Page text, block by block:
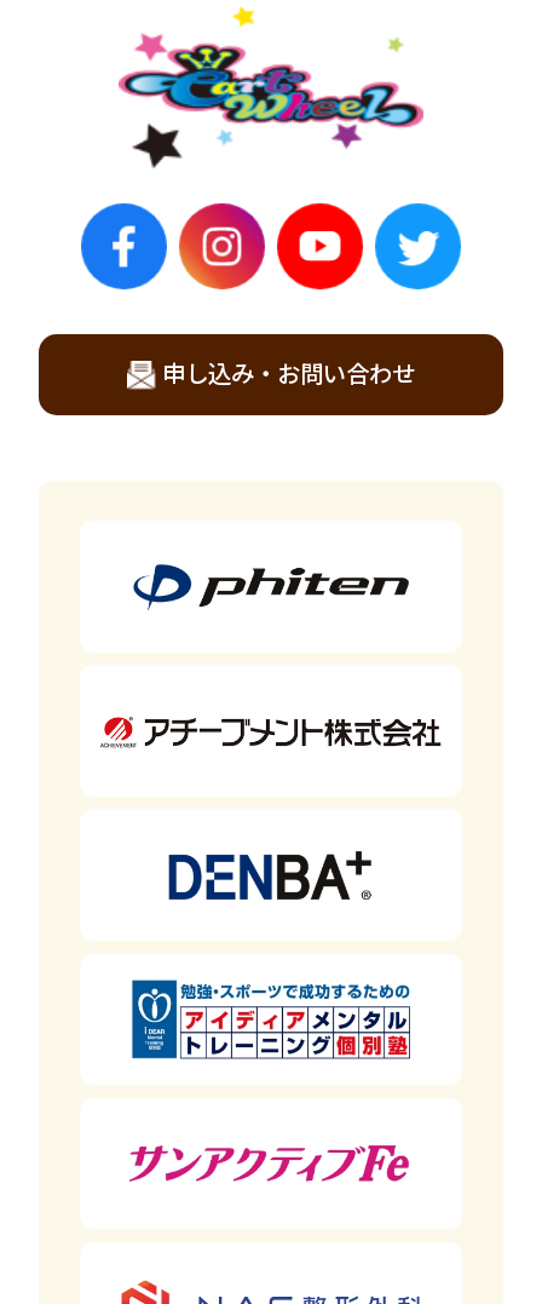
申し込み・お問い合わせ